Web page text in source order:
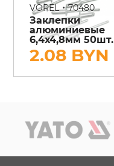
VOREL•70480
Заклепки
алюминиевые
6,4х4,8мм 50шт.
2.08 BYN